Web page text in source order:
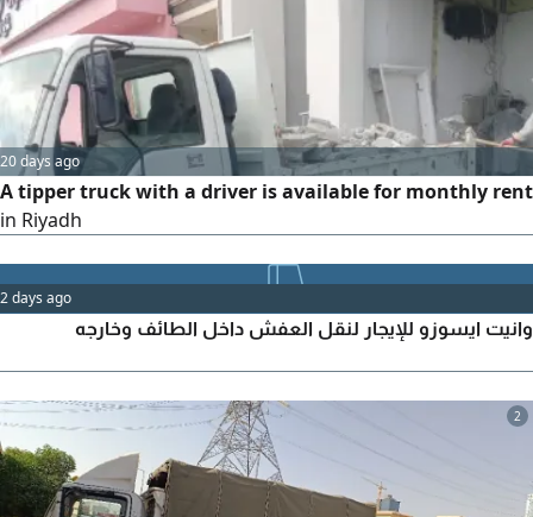
20 days ago
A tipper truck with a driver is available for monthly rent
in Riyadh
2 days ago
وانيت ايسوزو للإيجار لنقل العفش داخل الطائف وخارجه
2